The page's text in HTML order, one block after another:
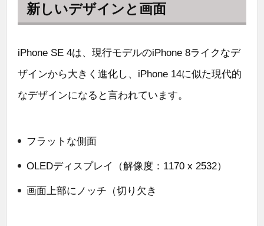
新しいデザインと画面
iPhone SE 4は、現行モデルのiPhone 8ライクなデ
ザインから大きく進化し、iPhone 14に似た現代的
なデザインになると言われています。
フラットな側面
OLEDディスプレイ（解像度：1170 x 2532）
画面上部にノッチ（切り欠き